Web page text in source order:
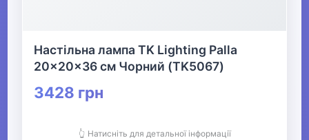
Настільна лампа TK Lighting Palla
20x20x36 см Чорний (TK5067)
3428 грн
👆 Натисніть для детальної інформації